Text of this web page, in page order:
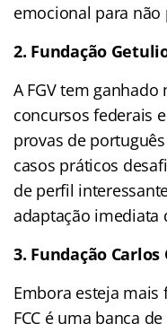
emocional para
2. Fundação
A FGV tem
concursos federais
provas de
casos práticos
de perfil
adaptação imediata
3. Fundação Carlos
Embora esteja mais
FCC é uma banca